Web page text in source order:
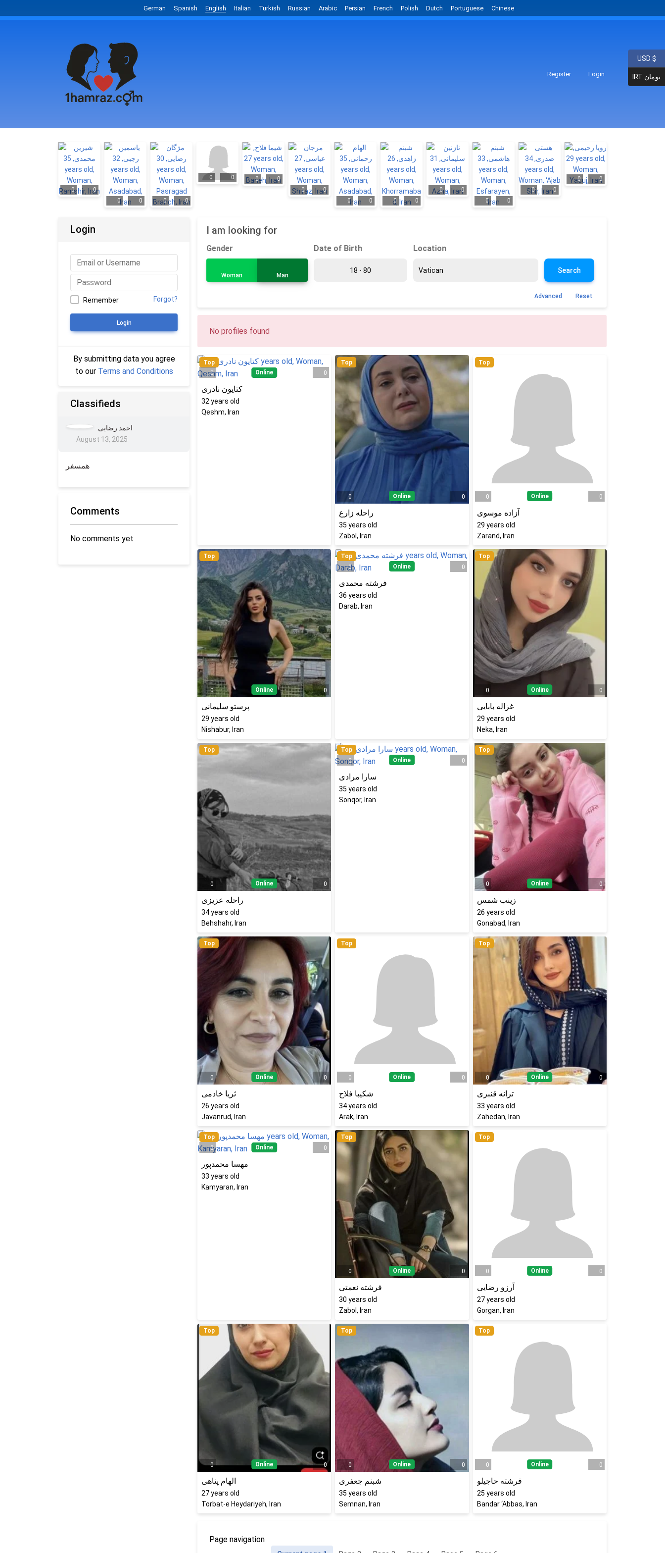
German Spanish English Italian Turkish Russian Arabic Persian French Polish Dutch Portuguese Chinese
Register Login
0
0
0
0 0 0
0 0 0
0
0
0
0
0 0 0
0
0
0
0
0 0
0 0
I am looking for
Gender
Woman Man
Date of Birth Location
Search
Advanced Reset
No profiles found
Top
0
Online 0
کتایون نادری
32years old
Qeshm, Iran
Top
0 Online 0
راحله زارع
35 years old
Zabol, Iran
Top
0 Online 0
آزاده موسوی
29 years old
Zarand, Iran
Top
0 Online 0
پرستو سلیمانی
29 years old
Nishabur, Iran
Top
0
Online 0
فرشته محمدی
36 years old
Darab, Iran
Top
0 Online 0
غزاله بابایی
29 years old
Neka, Iran
Top
0 Online 0
راحله عزیزی
34years old
Behshahr, Iran
Top
0
Online 0
سارا مرادی
35 years old
Sonqor, Iran
Top
0 Online 0
زینب شمس
26 years old
Gonabad, Iran
Top
0 Online 0
ثریا خادمی
26 years old
Javanrud, Iran
Top
0 Online 0
شکیبا فلاح
34 years old
Arak, Iran
Top
0 Online 0
ترانه قنبری
33 years old
Zahedan, Iran
Top
0
Online 0
مهسا محمدپور
33 years old
Kamyaran, Iran
Top
0 Online 0
فرشته نعمتی
30 years old
Zabol, Iran
Top
0 Online 0
آرزو رضایی
27 years old
Gorgan, Iran
Top
0 Online 0
الهام پناهی
27years old
Torbat-e Heydariyeh, Iran
Top
0 Online 0
شبنم جعفری
35 years old
Semnan, Iran
Top
0 Online 0
فرشته حاجیلو
25 years old
Bandar ‘Abbas, Iran
Page navigation
Login
Remember Forgot?
Login
By submitting data you agree
to our Terms and Conditions
Classifieds
احمد رضایی
August 13, 2025
همسفر
Comments
No comments yet
USD $
IRT تومان